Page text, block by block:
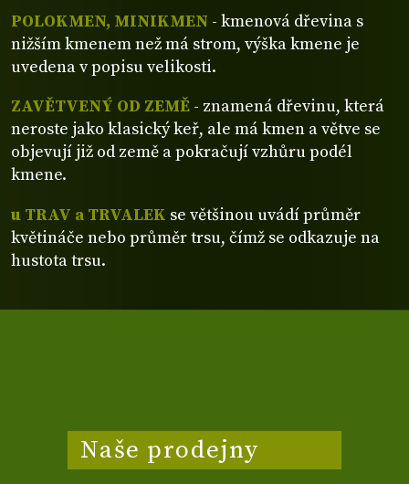
POLOKMEN, MINIKMEN - kmenová dřevina s
nižším kmenem než má strom, výška kmene je
uvedena v popisu velikosti.
ZAVĚTVENÝ OD ZEMĚ - znamená dřevinu, která
neroste jako klasický keř, ale má kmen a větve se
objevují již od země a pokračují vzhůru podél
kmene.
u TRAV a TRVALEK se většinou uvádí průměr
květináče nebo průměr trsu, čímž se odkazuje na
hustota trsu.
Naše prodejny